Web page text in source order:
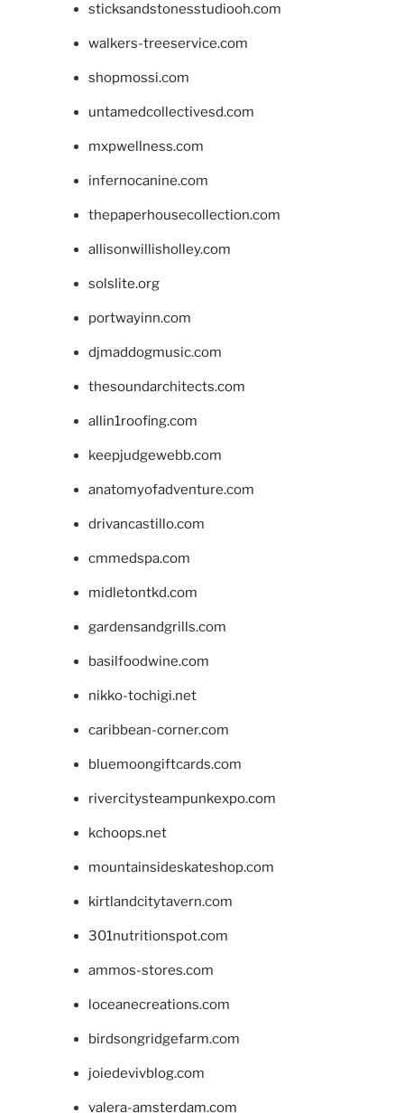
sticksandstonesstudiooh.com
walkers-treeservice.com
shopmossi.com
untamedcollectivesd.com
mxpwellness.com
infernocanine.com
thepaperhousecollection.com
allisonwillisholley.com
solslite.org
portwayinn.com
djmaddogmusic.com
thesoundarchitects.com
allin1roofing.com
keepjudgewebb.com
anatomyofadventure.com
drivancastillo.com
cmmedspa.com
midletontkd.com
gardensandgrills.com
basilfoodwine.com
nikko-tochigi.net
caribbean-corner.com
bluemoongiftcards.com
rivercitysteampunkexpo.com
kchoops.net
mountainsideskateshop.com
kirtlandcitytavern.com
301nutritionspot.com
ammos-stores.com
loceanecreations.com
birdsongridgefarm.com
joiedevivblog.com
valera-amsterdam.com